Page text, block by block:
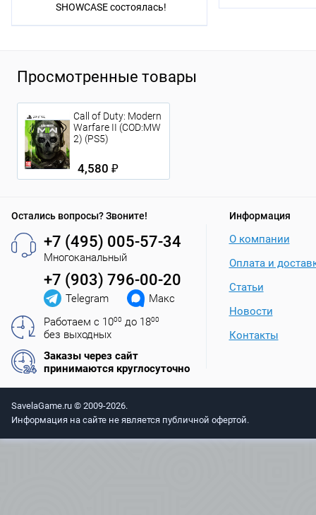
SHOWCASE состоялась!
Просмотренные товары
Call of Duty: Modern
Warfare II (COD:MW
2) (PS5)
4,580 ₽
Остались вопросы? Звоните!
+7 (495) 005-57-34
Многоканальный
+7 (903) 796-00-20
Telegram
Макс
Работаем с 1000 до 1800
без выходных
Заказы через сайт
принимаются круглосуточно
Информация
О компании
Оплата и
Статьи
Новости
Контакты
SavelaGame.ru © 2009-2026.
Информация на сайте не является публичной офертой.